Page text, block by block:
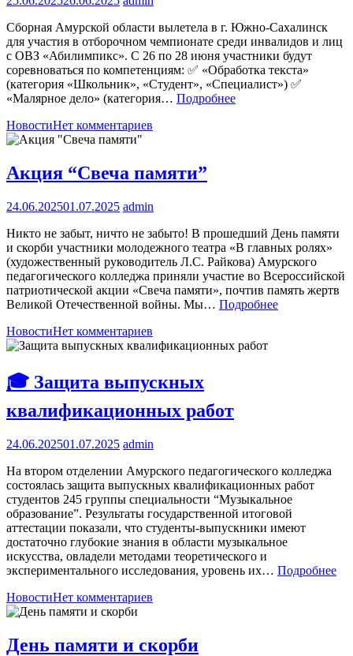
Сборная Амурской области вылетела в г. Южно-Сахалинск
для участия в отборочном чемпионате среди инвалидов и лиц
с ОВЗ «Абилимпикс». С 26 по 28 июня участники будут
соревноваться по компетенциям: ✅ «Обработка текста»
(категория «Школьник», «Студент», «Специалист») ✅
«Малярное дело» (категория… Подробнее
НовостиНет комментариев
Акция “Свеча памяти”
24.06.202501.07.2025 admin
Никто не забыт, ничто не забыто! В прошедший День памяти
и скорби участники молодежного театра «В главных ролях»
(художественный руководитель Л.С. Райкова) Амурского
педагогического колледжа приняли участие во Всероссийской
патриотической акции «Свеча памяти», почтив память жертв
Великой Отечественной войны. Мы… Подробнее
НовостиНет комментариев
🎓 Защита выпускных
квалификационных работ
24.06.202501.07.2025 admin
На втором отделении Амурского педагогического колледжа
состоялась защита выпускных квалификационных работ
студентов 245 группы специальности “Музыкальное
образование”. Результаты государственной итоговой
аттестации показали, что студенты-выпускники имеют
достаточно глубокие знания в области музыкальное
искусства, овладели методами теоретического и
экспериментального исследования, уровень их… Подробнее
НовостиНет комментариев
День памяти и скорби